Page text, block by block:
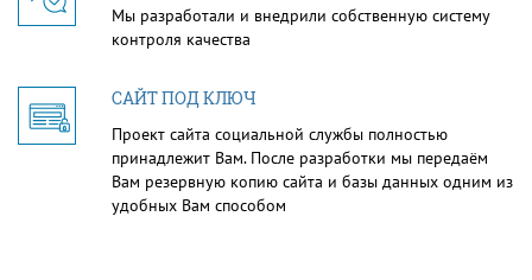
Мы разработали и внедрили собственную систему
контроля качества
САЙТ ПОД КЛЮЧ
Проект сайта социальной службы полностью
принадлежит Вам. После разработки мы передаём
Вам резервную копию сайта и базы данных одним из
удобных Вам способом